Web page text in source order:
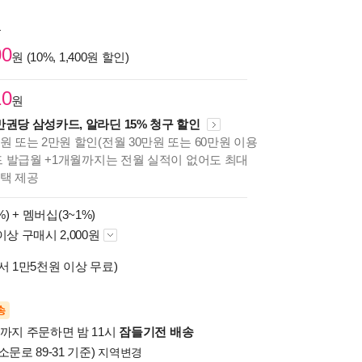
원 (10%, 1,400원 할인)
원
권당 삼성카드, 알라딘 15% 청구 할인
또는 2만원 할인(전월 30만원 또는 60만원 이용
발급월 +1개월까지는 전월 실적이 없어도 최대
제공
+ 멤버십(3~1%)
상 구매시 2,000원
1만5천원 이상 무료)
지 주문하면 밤 11시 잠들기전 배송
문로 89-31 기준) 지역변경